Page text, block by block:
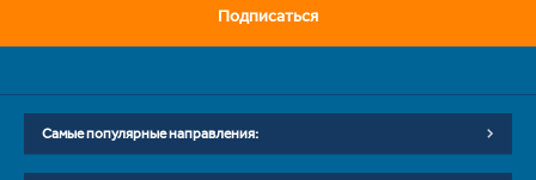
Подписаться
Самые популярные направления: